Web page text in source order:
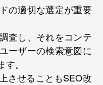
の適切な選定が重要
査し、それをコンテ
ーザーの検索意図に
。
させることもSEO改